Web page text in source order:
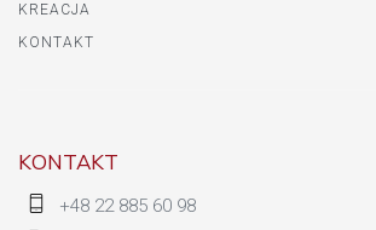
KREACJA
KONTAKT
KONTAKT
+48 22 885 60 98